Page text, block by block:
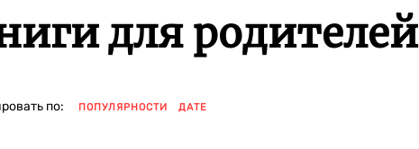
для родителей
по: ПОПУЛЯРНОСТИ ДАТЕ